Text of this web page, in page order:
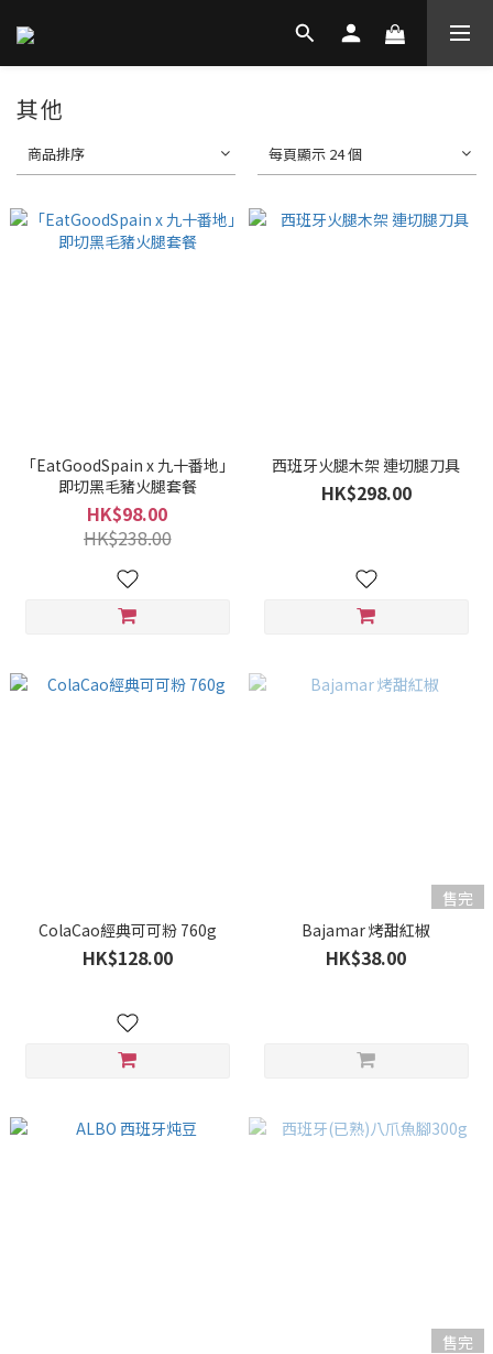
其他
商品排序 每頁顯示 24 個
「EatGoodSpain x 九十番地」
即切黑毛豬火腿套餐
HK$98.00
HK$238.00
西班牙火腿木架 連切腿刀具
HK$298.00
ColaCao經典可可粉 760g
HK$128.00
售完
Bajamar 烤甜紅椒
HK$38.00
售完